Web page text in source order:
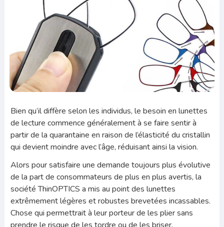
Bien qu’il diffère selon les individus, le besoin en lunettes
de lecture commence généralement à se faire sentir à
partir de la quarantaine en raison de l’élasticité du cristallin
qui devient moindre avec l’âge, réduisant ainsi la vision.
Alors pour satisfaire une demande toujours plus évolutive
de la part de consommateurs de plus en plus avertis, la
société ThinOPTICS a mis au point des lunettes
extrêmement légères et robustes brevetées incassables.
Chose qui permettrait à leur porteur de les plier sans